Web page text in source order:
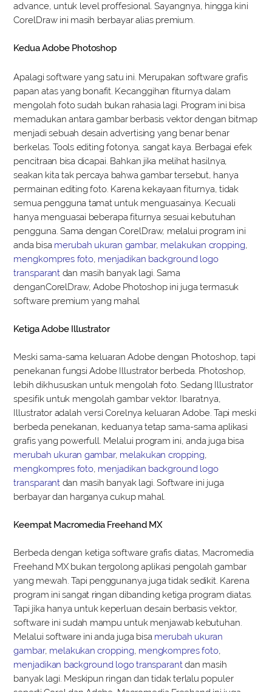
advance, untuk level proffesional. Sayangnya, hingga kini
CorelDraw ini masih berbayar alias premium.
Kedua Adobe Photoshop
Apalagi software yang satu ini. Merupakan software grafis
papan atas yang bonafit. Kecanggihan fiturnya dalam
mengolah foto sudah bukan rahasia lagi. Program ini bisa
memadukan antara gambar berbasis vektor dengan bitmap
menjadi sebuah desain advertising yang benar benar
berkelas. Tools editing fotonya, sangat kaya. Berbagai efek
pencitraan bisa dicapai. Bahkan jika melihat hasilnya,
seakan kita tak percaya bahwa gambar tersebut, hanya
permainan editing foto. Karena kekayaan fiturnya, tidak
semua pengguna tamat untuk menguasainya. Kecuali
hanya menguasai beberapa fiturnya sesuai kebutuhan
pengguna. Sama dengan CorelDraw, melalui program ini
anda bisa merubah ukuran gambar, melakukan cropping,
mengkompres foto, menjadikan background logo
transparant dan masih banyak lagi. Sama
denganCorelDraw, Adobe Photoshop ini juga termasuk
software premium yang mahal
Ketiga Adobe Illustrator
Meski sama-sama keluaran Adobe dengan Photoshop, tapi
penekanan fungsi Adobe Illustrator berbeda. Photoshop,
lebih dikhususkan untuk mengolah foto. Sedang Illustrator
spesifik untuk mengolah gambar vektor. Ibaratnya,
Illustrator adalah versi Corelnya keluaran Adobe. Tapi meski
berbeda penekanan, keduanya tetap sama-sama aplikasi
grafis yang powerfull. Melalui program ini, anda juga bisa
merubah ukuran gambar, melakukan cropping,
mengkompres foto, menjadikan background logo
transparant dan masih banyak lagi. Software ini juga
berbayar dan harganya cukup mahal.
Keempat Macromedia Freehand MX
Berbeda dengan ketiga software grafis diatas, Macromedia
Freehand MX bukan tergolong aplikasi pengolah gambar
yang mewah. Tapi penggunanya juga tidak sedikit. Karena
program ini sangat ringan dibanding ketiga program diatas.
Tapi jika hanya untuk keperluan desain berbasis vektor,
software ini sudah mampu untuk menjawab kebutuhan.
Melalui software ini anda juga bisa merubah ukuran
gambar, melakukan cropping, mengkompres foto,
menjadikan background logo transparantdan masih
banyak lagi. Meskipun ringan dan tidak terlalu populer